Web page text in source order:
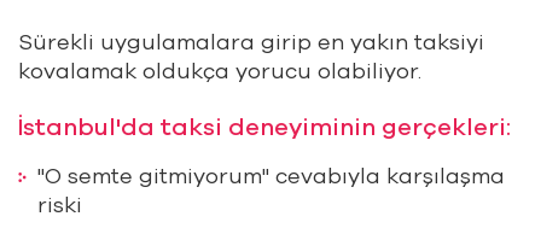
Sürekli uygulamalara girip en yakın taksiyi
kovalamak oldukça yorucu olabiliyor.
İstanbul'da taksi deneyiminin gerçekleri:
"O semte gitmiyorum" cevabıyla karşılaşma
riski